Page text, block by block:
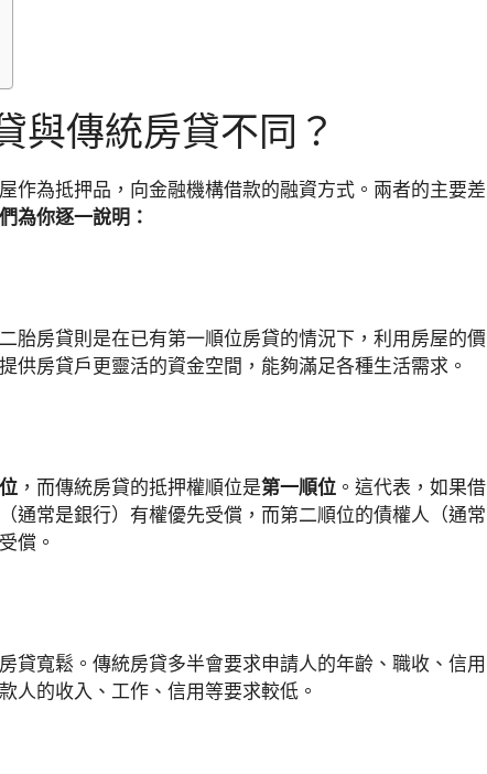
與傳統房貸不同？
作為抵押品，向金融機構借款的融資方式。兩者的主要差
為你逐一說明：
胎房貸則是在已有第一順位房貸的情況下，利用房屋的價
供房貸戶更靈活的資金空間，能夠滿足各種生活需求。
，而傳統房貸的抵押權順位是第一順位 。這代表，如果借
通常是銀行）有權優先受償，而第二順位的債權人（通常
償。
貸寬鬆。傳統房貸多半會要求申請人的年齡、職收、信用
人的收入、工作、信用等要求較低。